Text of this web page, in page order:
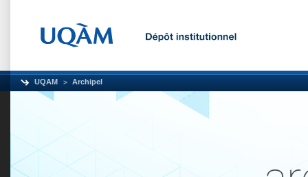
UQAM Archipel